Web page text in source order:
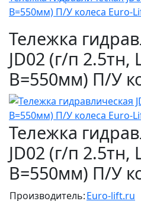
B=550мм) П/У колеса Euro-
Тележка
JD02 (г/п 2.5тн,
B=550мм) П/У
Тележка
JD02 (г/п 2.5тн,
B=550мм) П/У
Производитель:Euro-lift.ru